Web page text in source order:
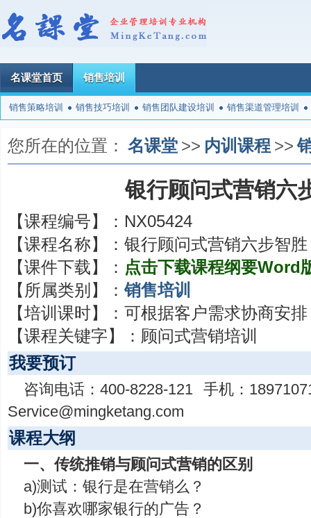
名课堂首页 销售培训
销售策略培训 销售技巧培训 销售团队建设培训 销售渠道管理培训
您所在的位置： 名课堂 >> 内训课程 >>
银行顾问式营销六
【课程编号】： NX05424
【课程名称】： 银行顾问式营销六步智胜
【课件下载】： 点击下载课程纲要Word
【所属类别】：销售培训
【培训课时】： 可根据客户需求协商安排
【课程关键字】： 顾问式营销培训
我要预订
咨询电话：400-8228-121 手机：
Service@mingketang.com
课程大纲
一、传统推销与顾问式营销的区别
a)测试：银行是在营销么？
b)你喜欢哪家银行的广告？